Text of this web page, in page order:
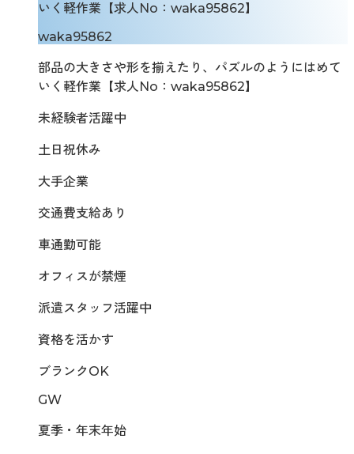
いく軽作業【求人No：waka95862】
waka95862
部品の大きさや形を揃えたり、パズルのようにはめて
いく軽作業【求人No：waka95862】
未経験者活躍中
土日祝休み
大手企業
交通費支給あり
車通勤可能
オフィスが禁煙
派遣スタッフ活躍中
資格を活かす
ブランクOK
GW
夏季・年末年始